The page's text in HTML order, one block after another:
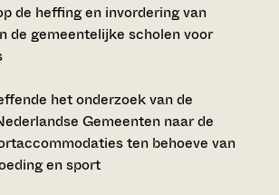
de heffing en invordering van
de gemeentelijke scholen voor
het onderzoek van de
Gemeenten naar de
ten behoeve van
en sport